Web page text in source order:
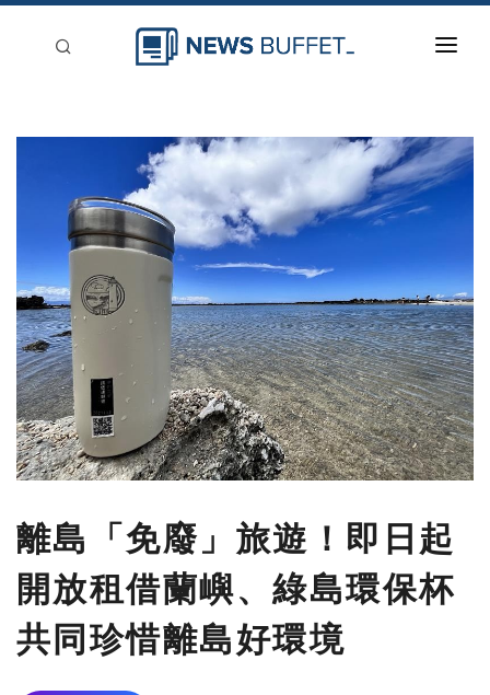
刊登
離島「免廢」旅遊！即日起
開放租借蘭嶼、綠島環保杯
共同珍惜離島好環境